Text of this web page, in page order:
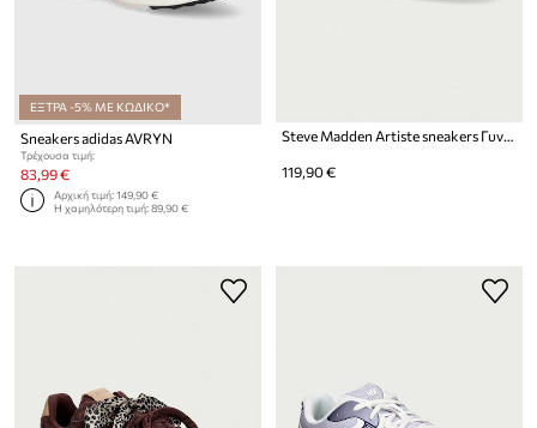
ΕΞΤΡΑ -5% ΜΕ ΚΩΔΙΚΟ*
Sneakers adidas AVRYN
Τρέχουσα τιμή:
83,99 €
Αρχική τιμή:149,90 €
Η χαμηλότερη τιμή:89,90 €
Steve Madden Artiste sneakers Γυναικεία
119,90 €